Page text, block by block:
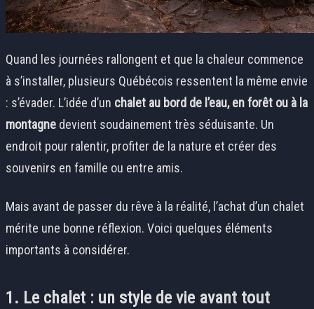
Quand les journées rallongent et que la chaleur commence
à s’installer, plusieurs Québécois ressentent la même envie
: s’évader. L’idée d’un chalet au bord de l’eau, en forêt ou à la
montagne devient soudainement très séduisante. Un
endroit pour ralentir, profiter de la nature et créer des
souvenirs en famille ou entre amis.
Mais avant de passer du rêve à la réalité, l’achat d’un chalet
mérite une bonne réflexion. Voici quelques éléments
importants à considérer.
1. Le chalet : un style de vie avant tout